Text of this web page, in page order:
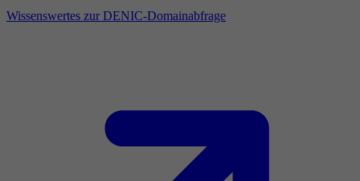
Wissenswertes zur DENIC-Domainabfrage